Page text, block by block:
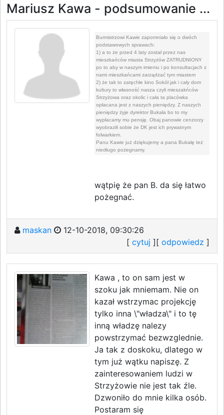
Mariusz Kawa - podsumowanie ...
Burmistrzowi Kawie zapomniało się o dwóch
podstawowych sprawach:
1) a to że przed 4 laty został przez nas
mieszkańców miasta Strzyżów ZATRUDNIONY
po to aby w naszym imieniu i po konsultacjach z
nami mieszkańcami zarządzać tym miastem
2) że tak to zatęchłe kino Sokół jak i cały dom
kultury to własność nasza czyli mieszakńców
Strzyżowa oraz okolic i cała ta placówka
opłacana jest z naszych pieniędzy. Z naszych
pieniędzy żyje dyrektor Bukała bo to my
wypłacamy mu pensję. Obaj panowie cenzorzy
wyobrazili sobie że DK jest ich prywatnym
folwarkiem.
Panu Kawie już dziękujemy a pana Bukałę też
niedługo pożegnamy.
wątpię że pan B. da się łatwo
pożegnać.
maskan
12-10-2018, 09:30:26
[ cytuj ][ odpowiedz ]
Kawa , to on sam jest w
szoku jak mniemam. Nie on
kazał wstrzymac projekcję
tylko inna \"władza\" i to tę
inną władzę nalezy
powstrzymać bezwzglednie.
Ja tak z doskoku, dlatego w
tym już wątku napiszę. Z
zainteresowaniem ludzi w
Strzyżowie nie jest tak źle.
Dzwoniło do mnie kilka osób.
Postaram się